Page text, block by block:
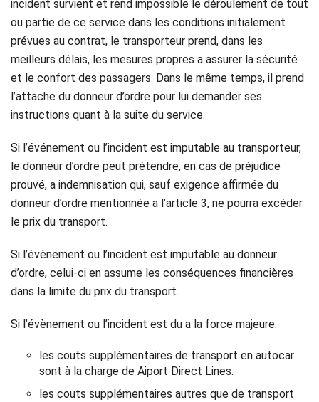
incident survient et rend impossible le déroulement de tout
ou partie de ce service dans les conditions initialement
prévues au contrat, le transporteur prend, dans les
meilleurs délais, les mesures propres a assurer la sécurité
et le confort des passagers. Dans le même temps, il prend
l’attache du donneur d’ordre pour lui demander ses
instructions quant à la suite du service.
Si l’événement ou l’incident est imputable au transporteur,
le donneur d’ordre peut prétendre, en cas de préjudice
prouvé, a indemnisation qui, sauf exigence affirmée du
donneur d’ordre mentionnée a l’article 3, ne pourra excéder
le prix du transport.
Si l’évènement ou l’incident est imputable au donneur
d’ordre, celui-ci en assume les conséquences financières
dans la limite du prix du transport.
Si l’évènement ou l’incident est du a la force majeure:
les couts supplémentaires de transport en autocar
sont à la charge de Aiport Direct Lines.
les couts supplémentaires autres que de transport